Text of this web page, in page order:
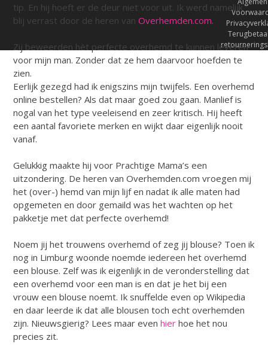
tip. En hij hoeft er de deur niet voor uit. Ik werd namelijk
blij verrast door de heren vanOverhemden.com.
Zij beweerden hèt perfecte overhemd te kunnen leveren
voor mijn man. Zonder dat ze hem daarvoor hoefden te
zien.
Eerlijk gezegd had ik enigszins mijn twijfels. Een overhemd
online bestellen? Als dat maar goed zou gaan. Manlief is
nogal van het type veeleisend en zeer kritisch. Hij heeft
een aantal favoriete merken en wijkt daar eigenlijk nooit
vanaf.
Gelukkig maakte hij voor Prachtige Mama’s een
uitzondering. De heren van Overhemden.com vroegen mij
het (over-) hemd van mijn lijf en nadat ik alle maten had
opgemeten en door gemaild was het wachten op het
pakketje met dat perfecte overhemd!
Noem jij het trouwens overhemd of zeg jij blouse? Toen ik
nog in Limburg woonde noemde iedereen het overhemd
een blouse. Zelf was ik eigenlijk in de veronderstelling dat
een overhemd voor een man is en dat je het bij een
vrouw een blouse noemt. Ik snuffelde even op Wikipedia
en daar leerde ik dat alle blousen toch echt overhemden
zijn. Nieuwsgierig? Lees maar evenhier hoe het nou
precies zit.